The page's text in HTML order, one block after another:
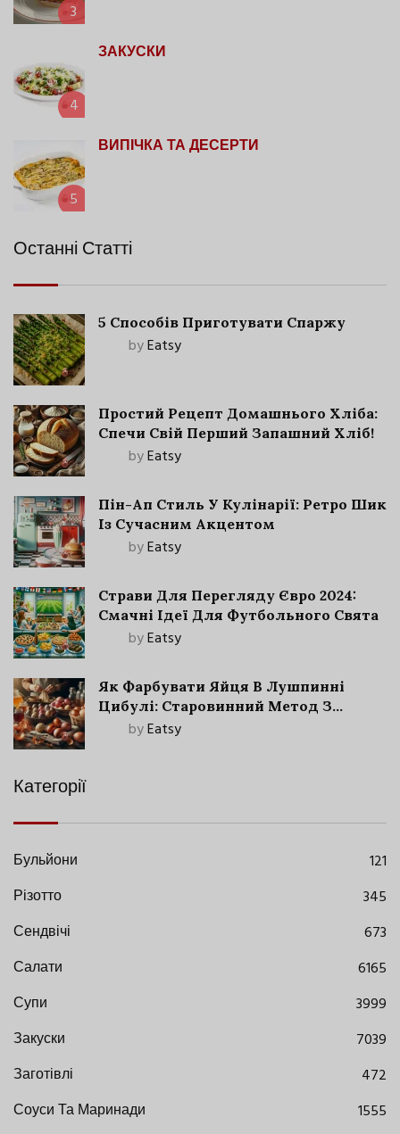
3
4
ЗАКУСКИ
5
ВИПІЧКА ТА ДЕСЕРТИ
Останні Статті
5 Способів Приготувати Спаржу
byEatsy
Простий Рецепт Домашнього Хліба:
Спечи Свій Перший Запашний Хліб!
byEatsy
Пін-Ап Стиль У Кулінарії: Ретро Шик
Із Сучасним Акцентом
byEatsy
Страви Для Перегляду Євро 2024:
Смачні Ідеї Для Футбольного Свята
byEatsy
Як Фарбувати Яйця В Лушпинні
Цибулі: Старовинний Метод З
Сучасними Нюансами
byEatsy
Категорії
Бульйони
121
Різотто
345
Сендвічі
673
Салати
6165
Супи
3999
Закуски
7039
Заготівлі
472
Соуси Та Маринади
1555